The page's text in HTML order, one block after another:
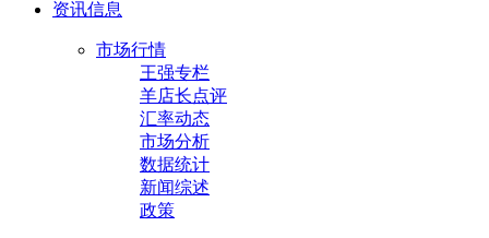
资讯信息
市场行情
王强专栏
羊店长点评
汇率动态
市场分析
数据统计
新闻综述
政策